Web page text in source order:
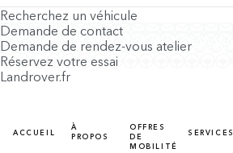
Recherchez un véhicule
Demande de contact
Demande de rendez-vous atelier
Réservez votre essai
Landrover.fr
ACCUEIL
À
PROPOS
OFFRES
DE
MOBILITÉ
SERVICES